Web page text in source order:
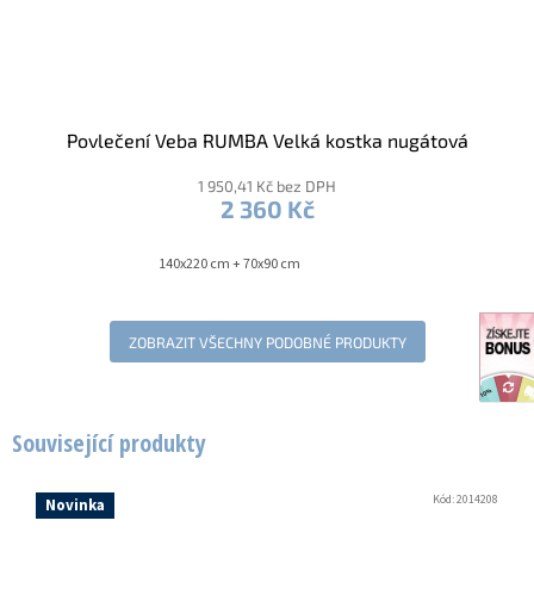
Související produkty
Novinka Kód:2014208
Povlečení Veba RUMBA Velká kostka nugátová
1 950,41 Kč bez DPH
2 360 Kč
140x220 cm + 70x90 cm
ZOBRAZIT VŠECHNY PODOBNÉ PRODUKTY